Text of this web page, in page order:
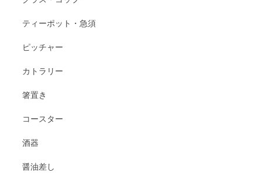
ティーポット・急須
ピッチャー
カトラリー
箸置き
コースター
酒器
醤油差し